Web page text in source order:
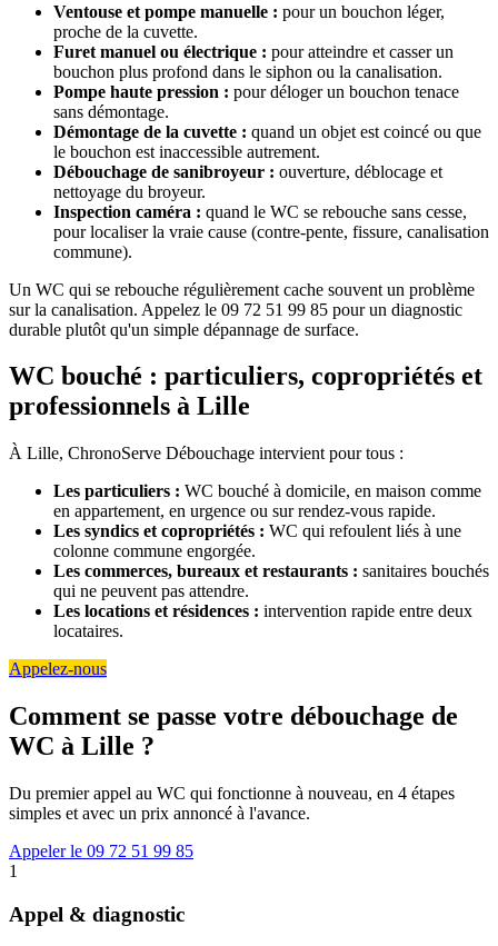
Ventouse et pompe manuelle : pour un bouchon léger,
proche de la cuvette.
Furet manuel ou électrique : pour atteindre et casser un
bouchon plus profond dans le siphon ou la canalisation.
Pompe haute pression : pour déloger un bouchon tenace
sans démontage.
Démontage de la cuvette : quand un objet est coincé ou que
le bouchon est inaccessible autrement.
Débouchage de sanibroyeur : ouverture, déblocage et
nettoyage du broyeur.
Inspection caméra : quand le WC se rebouche sans cesse,
pour localiser la vraie cause (contre-pente, fissure, canalisation
commune).
Un WC qui se rebouche régulièrement cache souvent un problème
sur la canalisation. Appelez le 09 72 51 99 85 pour un diagnostic
durable plutôt qu'un simple dépannage de surface.
WC bouché : particuliers, copropriétés et
professionnels à Lille
À Lille, ChronoServe Débouchage intervient pour tous :
Les particuliers : WC bouché à domicile, en maison comme
en appartement, en urgence ou sur rendez-vous rapide.
Les syndics et copropriétés : WC qui refoulent liés à une
colonne commune engorgée.
Les commerces, bureaux et restaurants : sanitaires bouchés
qui ne peuvent pas attendre.
Les locations et résidences : intervention rapide entre deux
locataires.
Appelez-nous
Comment se passe votre débouchage de
WC à Lille ?
Du premier appel au WC qui fonctionne à nouveau, en 4 étapes
simples et avec un prix annoncé à l'avance.
Appeler le 09 72 51 99 85
1
Appel & diagnostic